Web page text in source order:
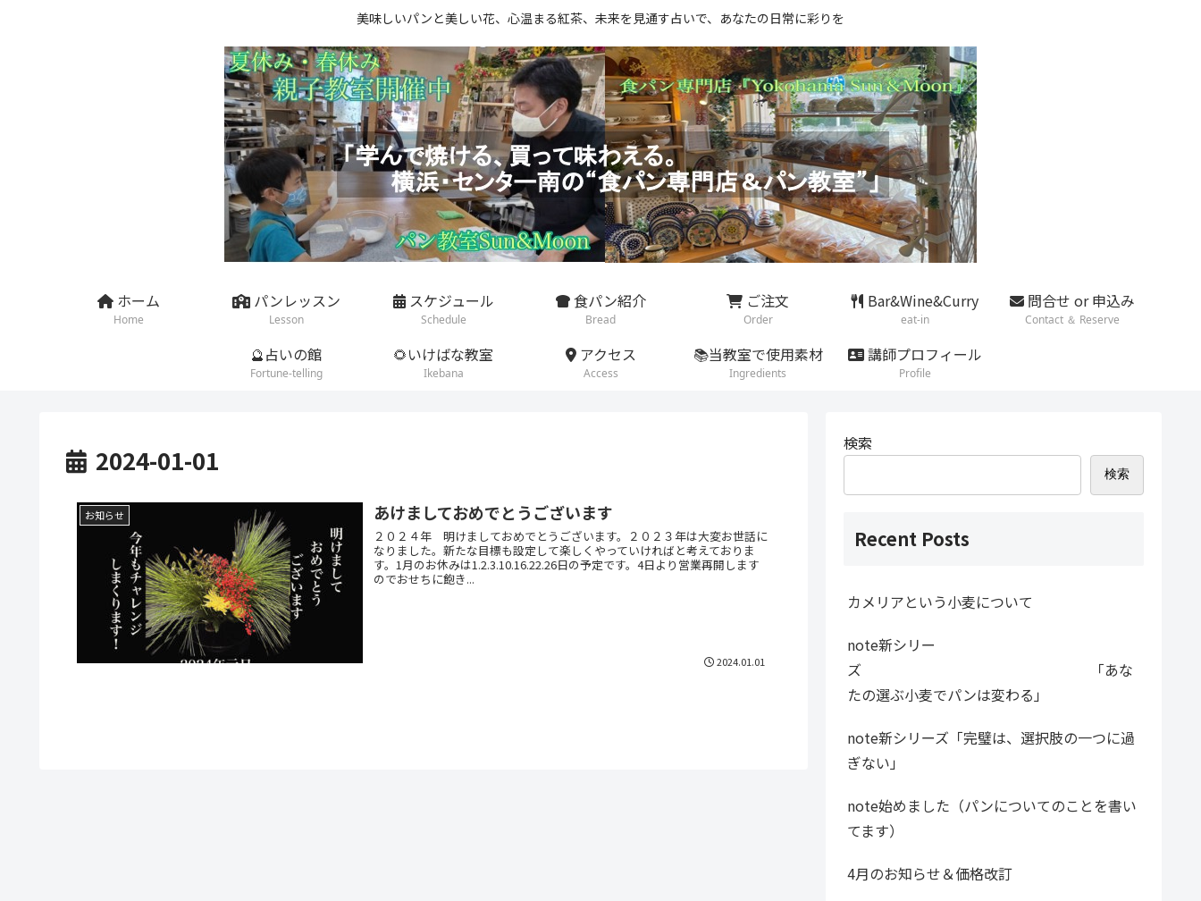
美味しいパンと美しい花、心温まる紅茶、未来を見通す占いで、あなたの日常に彩りを
ホーム
Home
パンレッスン
Lesson
スケジュール
Schedule
食パン紹介
Bread
ご注文
Order
Bar&Wine&Curry
eat-in
問合せ or 申込み
Contact ＆ Reserve
🔮占いの館
Fortune-telling
🌻いけばな教室
Ikebana
アクセス
Access
📚当教室で使用素材
Ingredients
講師プロフィール
Profile
2024-01-01
お知らせ あけましておめでとうございます
２０２４年 明けましておめでとうございます。２０２３年は大変お世話に
なりました。新たな目標も設定して楽しくやっていければと考えておりま
す。1月のお休みは1.2.3.10.16.22.26日の予定です。4日より営業再開します
のでおせちに飽き...
2024.01.01
検索
検索
Recent Posts
カメリアという小麦について
note新シリー
ズ 「あな
たの選ぶ小麦でパンは変わる」
note新シリーズ「完璧は、選択肢の一つに過
ぎない」
note始めました（パンについてのことを書い
てます）
4月のお知らせ＆価格改訂